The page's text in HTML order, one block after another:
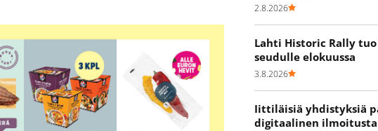
2.8.2026
Lahti Historic Rally
seudulle elokuussa
3.8.2026
Iittiläisiä yhdistyksiä
digitaalinen